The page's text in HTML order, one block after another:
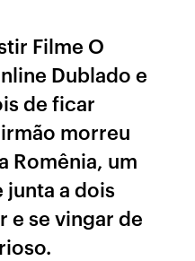
Filme O
Dublado e
de ficar
morreu
Romênia, um
junta a dois
e se vingar de